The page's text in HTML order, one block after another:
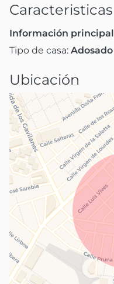
Caracteristicas
Información principal
Tipo de casa: Adosado
Ubicación